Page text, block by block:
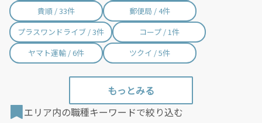
瑞穂町 / 31件
日の出町 / 2件
檜原村 / 1件
奥多摩町 / 15件
大島町 / 1件
利島村 / 1件
御蔵島村 / 1件
八丈町 / 1件
青ヶ島村 / 1件
貴順 / 33件
郵便局 / 4件
プラスワンドライブ / 3件
コープ / 1件
ヤマト運輸 / 6件
ツクイ / 5件
エリア内の職種キーワードで絞り込む